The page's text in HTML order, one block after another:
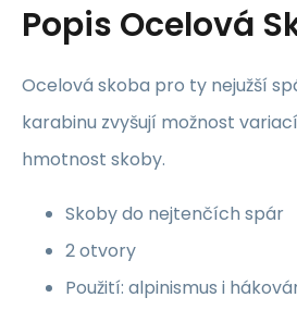
Popis Ocelová
Ocelová skoba pro ty nejužší
karabinu zvyšují možnost
hmotnost skoby.
Skoby do nejtenčích spár
2 otvory
Použití: alpinismus i